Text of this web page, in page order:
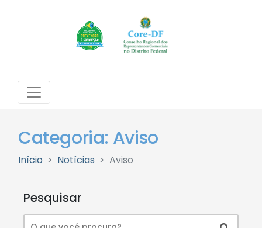
Categoria: Aviso
Início Notícias Aviso
Pesquisar